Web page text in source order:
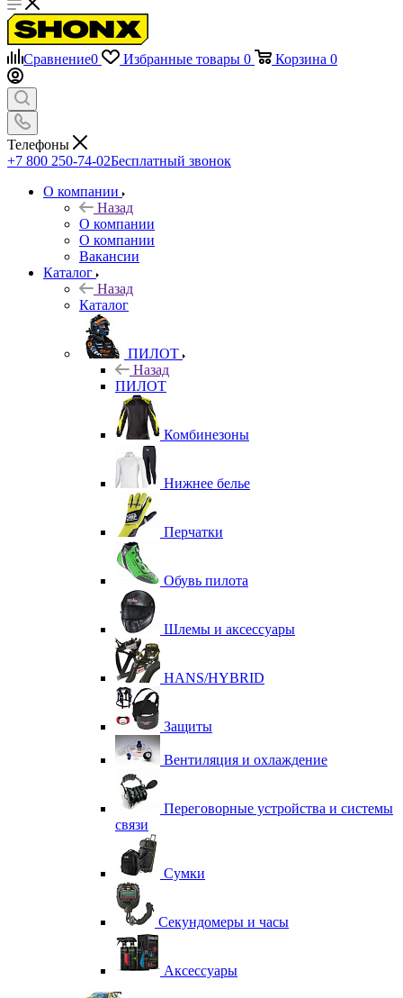
Сравнение0 Избранные товары 0 Корзина 0
Телефоны
+7 800 250-74-02Бесплатный звонок
О компании
Назад
О компании
О компании
Вакансии
Каталог
Назад
Каталог
ПИЛОТ
Назад
ПИЛОТ
Комбинезоны
Нижнее белье
Перчатки
Обувь пилота
Шлемы и аксессуары
HANS/HYBRID
Защиты
Вентиляция и охлаждение
Переговорные устройства и системы
связи
Сумки
Секундомеры и часы
Аксессуары